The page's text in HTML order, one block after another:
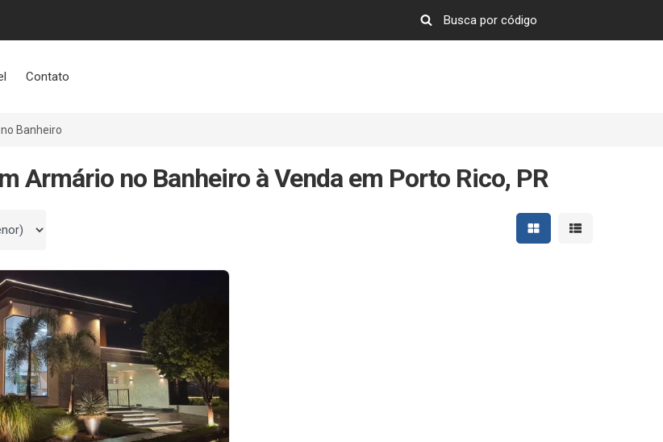
Contato
Banheiro
Armário no Banheiro à Venda em Porto Rico, PR
Mostrar resultados em
Mostrar